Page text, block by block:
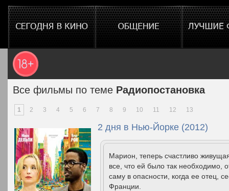
Все фильмы по теме Радиопостановка
1 2 3 4 5 6 7 8 9 10 11 12 13
2 дня в Нью-Йорке (2012)
Марион, теперь счастливо
все, что ей было так необходимо,
саму в опасности, когда ее отец,
Франции.